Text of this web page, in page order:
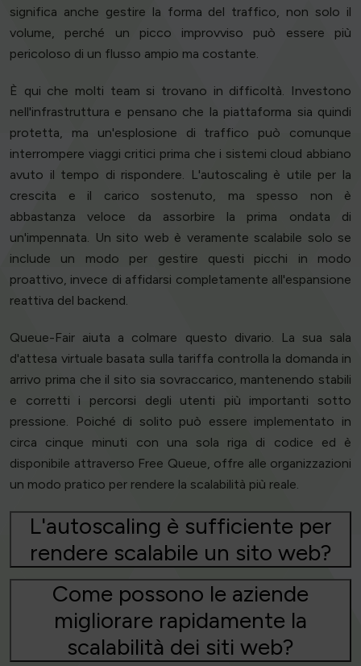
significa anche gestire la forma del traffico, non solo il
volume, perché un picco improvviso può essere più
pericoloso di un flusso ampio ma costante.
È qui che molti team si trovano in difficoltà. Investono
nell'infrastruttura e pensano che la piattaforma sia quindi
protetta, ma un'esplosione di traffico può comunque
interrompere viaggi critici prima che i sistemi cloud abbiano
avuto il tempo di rispondere. L'autoscaling è utile per la
crescita e il carico sostenuto, ma spesso non è
abbastanza veloce da assorbire la prima ondata di
un'impennata. Un sito web è veramente scalabile solo se
include un modo per gestire questi picchi in modo
proattivo, invece di affidarsi completamente all'espansione
reattiva del backend.
Queue-Fair aiuta a colmare questo divario. La sua sala
d'attesa virtuale basata sulla tariffa controlla la domanda in
arrivo prima che il sito sia sovraccarico, mantenendo stabili
e corretti i percorsi degli utenti più importanti sotto
pressione. Poiché di solito può essere implementato in
circa cinque minuti con una sola riga di codice ed è
disponibile attraverso Free Queue, offre alle organizzazioni
un modo pratico per rendere la scalabilità più reale.
L'autoscaling è sufficiente per
rendere scalabile un sito web?
Come possono le aziende
migliorare rapidamente la
scalabilità dei siti web?